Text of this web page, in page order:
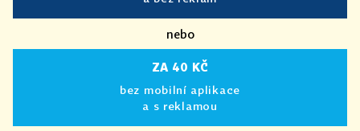
nebo
ZA 40 KČ
bez mobilní aplikace
a s reklamou